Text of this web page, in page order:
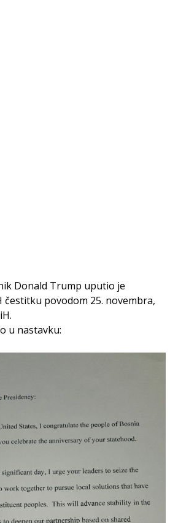
Donald Trump uputio je
čestitku povodom 25. novembra,
u nastavku: